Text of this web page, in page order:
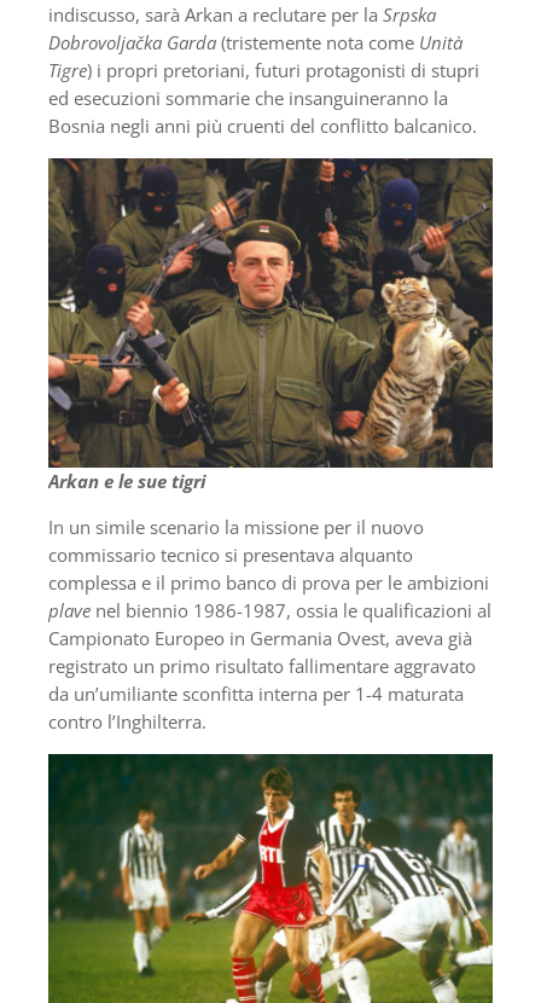
indiscusso, sarà Arkan a reclutare per la Srpska
Dobrovoljačka Garda (tristemente nota come Unità
Tigre) i propri pretoriani, futuri protagonisti di stupri
ed esecuzioni sommarie che insanguineranno la
Bosnia negli anni più cruenti del conflitto balcanico.
Arkan e le sue tigri
In un simile scenario la missione per il nuovo
commissario tecnico si presentava alquanto
complessa e il primo banco di prova per le ambizioni
plave nel biennio 1986-1987, ossia le qualificazioni al
Campionato Europeo in Germania Ovest, aveva già
registrato un primo risultato fallimentare aggravato
da un’umiliante sconfitta interna per 1-4 maturata
contro l’Inghilterra.